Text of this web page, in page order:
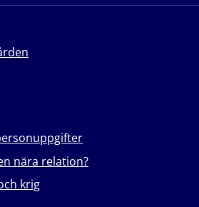
nära relation?
krig